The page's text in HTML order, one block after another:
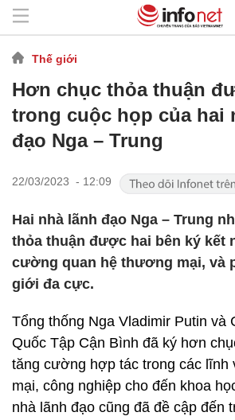
Thế giới
Hơn chục thỏa thuận
trong cuộc họp của hai
đạo Nga – Trung
22/03/2023 - 12:09
Hai nhà lãnh đạo Nga – Trung
thỏa thuận được hai bên ký kết
cường quan hệ thương mại, và
giới đa cực.
Tổng thống Nga Vladimir Putin và
Quốc Tập Cận Bình đã ký hơn
tăng cường hợp tác trong các
mại, công nghiệp cho đến khoa
nhà lãnh đạo cũng đã đề cập đến